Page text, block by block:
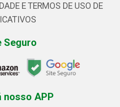
E TERMOS DE USO DE
Seguro
nosso APP